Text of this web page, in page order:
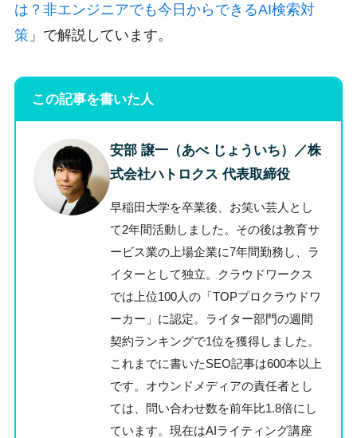
は？非エンジニアでも今日からできるAI検索対
策」で解説しています。
この記事を書いた人
安部 譲一（あべ じょういち）
／株
式会社ハトロクス 代表取締役
早稲田大学を卒業後、お笑い芸人とし
て2年間活動しました。その後は教育サ
ービス業の上場企業に7年間勤務し、ラ
イターとして独立。クラウドワークス
では上位100人の「TOPプロクラウドワ
ーカー」に認定。ライター部門の週間
契約ランキングで1位を獲得しました。
これまでに書いたSEO記事は600本以上
です。オウンドメディアの責任者とし
ては、問い合わせ数を前年比1.8倍にし
ています。現在はAIライティング講座